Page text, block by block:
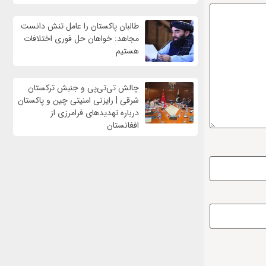
طالبان پاکستان را عامل تنش دانست
مجاهد: خواهان حل فوری اختلافات
هستیم
چالش تی‌تی‌پی و جنبش ترکستان
شرقی | رایزنی امنیتی چین و پاکستان
درباره تهدیدهای فرامرزی از
افغانستان